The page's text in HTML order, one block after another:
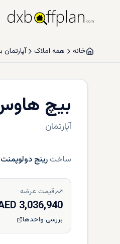
خانه همه املاک
بیچ
آپارتمان
ساخترینج دولوپمنت
قیمت عرضه
3,036,940 AED
بررسی واحدها